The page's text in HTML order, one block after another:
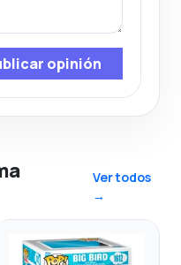
opinión
Ver todos
→